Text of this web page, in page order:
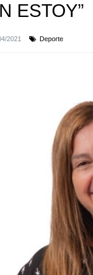
ESTOY”
2021 Deporte